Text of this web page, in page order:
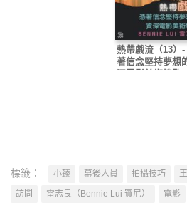
熱帶戲流（13）-
著信念堅持夢想
深電影美術總監 —
標籤： 小臻 幕後人員 拍攝技巧
訪問
雷志良（Bennie Lui 賓尼） 電影